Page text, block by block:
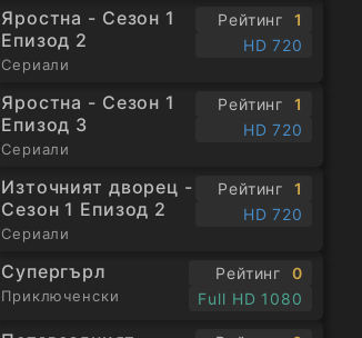
Яростна - Сезон 1
Епизод 2
Сериали
Рейтинг
1
HD 720
Яростна - Сезон 1
Епизод 3
Сериали
Рейтинг
1
HD 720
Източният дворец -
Сезон 1 Епизод 2
Сериали
Рейтинг
1
HD 720
Супергърл
Приключенски
Рейтинг
0
Full HD 1080